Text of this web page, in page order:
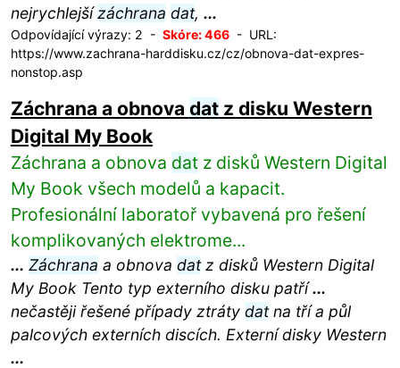
nejrychlejšízáchrana dat, ...
Odpovídající výrazy: 2 - Skóre: 466- URL:
https://www.zachrana-harddisku.cz/cz/obnova-dat-expres-
nonstop.asp
Záchrana a obnova datz disku Western
Digital My Book
Záchrana a obnova datz disků Western Digital
My Book všech modelů a kapacit.
Profesionální laboratoř vybavená pro řešení
komplikovaných elektrome...
... Záchrana a obnova datz disků Western Digital
My Book Tento typ externího disku patří...
nečastěji řešené případy ztráty datna tří a půl
palcových externích discích. Externí disky Western
...